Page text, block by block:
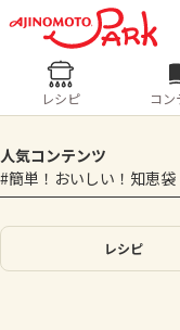
ログ
ホーム
レシピ
人気の食材・レ
きゅうり
レシピ コン
人気コンテンツ
#簡単！おいしい！知恵袋
レシピ